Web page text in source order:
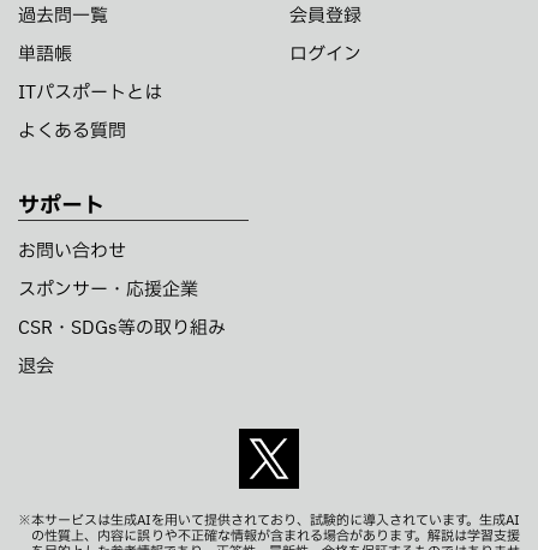
過去問一覧
単語帳
ITパスポートとは
よくある質問
会員登録
ログイン
サポート
お問い合わせ
スポンサー・応援企業
CSR・SDGs等の取り組み
退会
※本サービスは生成AIを用いて提供されており、試験的に導入されています。生成AI
の性質上、内容に誤りや不正確な情報が含まれる場合があります。解説は学習支援